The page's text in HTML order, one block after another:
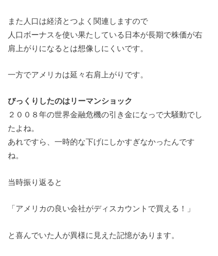
また人口は経済とつよく関連しますので
人口ボーナスを使い果たしている日本が長期で株価が右
肩上がりになるとは想像しにくいです。
一方でアメリカは延々右肩上がりです。
びっくりしたのはリーマンショック
２００８年の世界金融危機の引き金になっで大騒動でし
たよね。
あれですら、一時的な下げにしかすぎなかったんです
ね。
当時振り返ると
「アメリカの良い会社がディスカウントで買える！」
と喜んでいた人が異様に見えた記憶があります。